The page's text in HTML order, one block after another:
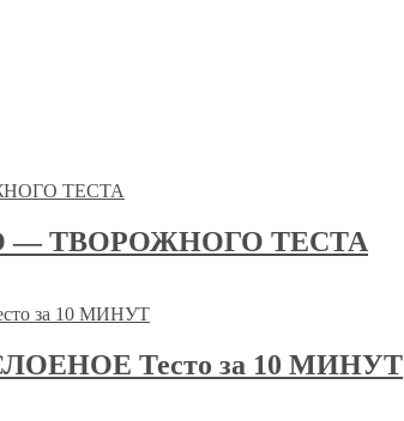
— ТВОРОЖНОГО ТЕСТА
Тесто за 10 МИНУТ